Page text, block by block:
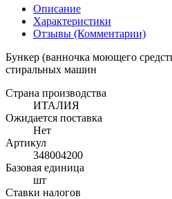
Описание
Характеристики
Отзывы (Комментарии)
Бункер (ванночка моющего
стиральных машин
Страна производства
ИТАЛИЯ
Ожидается поставка
Нет
Артикул
348004200
Базовая единица
шт
Ставки налогов